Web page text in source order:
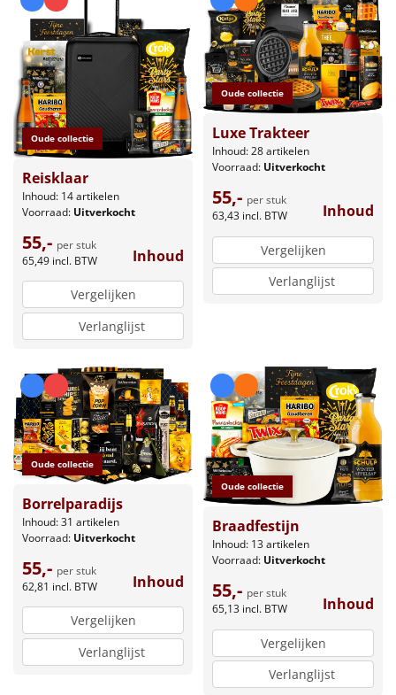
Oude collectie
Reisklaar
Inhoud: 14 artikelen
Voorraad: Uitverkocht
55,- per stuk
65,49 incl. BTW Inhoud
Vergelijken
Verlanglijst
Oude collectie
Luxe Trakteer
Inhoud: 28 artikelen
Voorraad: Uitverkocht
55,- per stuk
63,43 incl. BTW Inhoud
Vergelijken
Verlanglijst
Oude collectie
Borrelparadijs
Inhoud: 31 artikelen
Voorraad: Uitverkocht
55,- per stuk
62,81 incl. BTW Inhoud
Vergelijken
Verlanglijst
Oude collectie
Braadfestijn
Inhoud: 13 artikelen
Voorraad: Uitverkocht
55,- per stuk
65,13 incl. BTW Inhoud
Vergelijken
Verlanglijst